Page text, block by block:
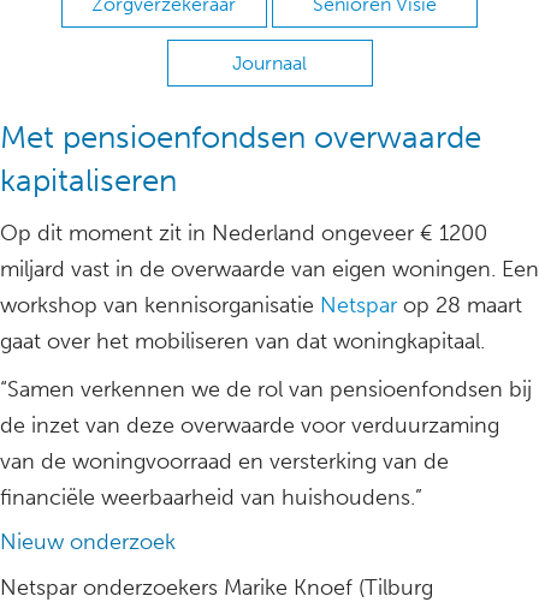
Journaal
Met pensioenfondsen overwaarde
kapitaliseren
Op dit moment zit in Nederland ongeveer € 1200
miljard vast in de overwaarde van eigen woningen. Een
workshop van kennisorganisatie Netspar op 28 maart
gaat over het mobiliseren van dat woningkapitaal.
“Samen verkennen we de rol van pensioenfondsen bij
de inzet van deze overwaarde voor verduurzaming
van de woningvoorraad en versterking van de
financiële weerbaarheid van huishoudens.”
Nieuw onderzoek
Netspar onderzoekers Marike Knoef (Tilburg